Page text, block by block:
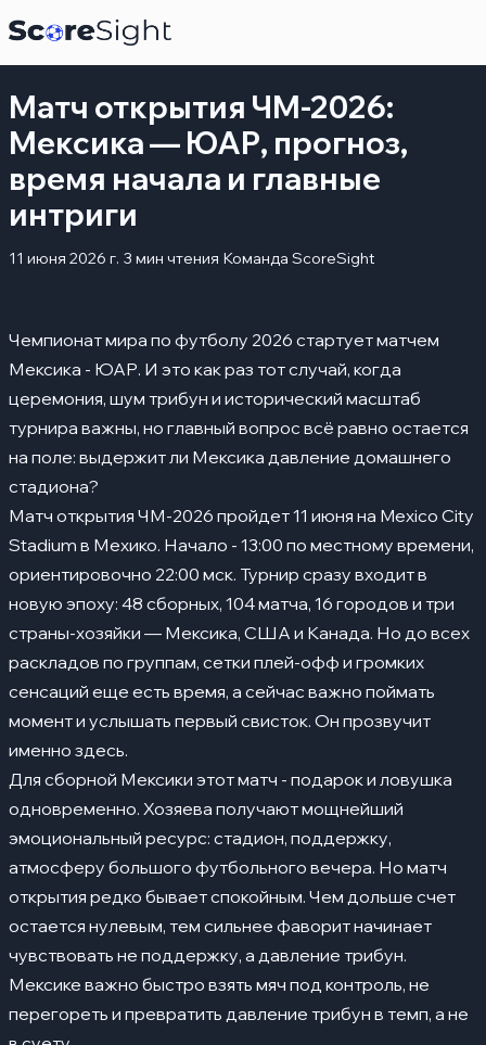
Матч открытия ЧМ-2026:
Мексика — ЮАР, прогноз,
время начала и главные
интриги
11 июня 2026 г. 3 мин чтения Команда ScoreSight
Чемпионат мира по футболу 2026 стартует матчем
Мексика - ЮАР. И это как раз тот случай, когда
церемония, шум трибун и исторический масштаб
турнира важны, но главный вопрос всё равно остается
на поле: выдержит ли Мексика давление домашнего
стадиона?
Матч открытия ЧМ-2026 пройдет 11 июня на Mexico City
Stadium в Мехико. Начало - 13:00 по местному времени,
ориентировочно 22:00 мск. Турнир сразу входит в
новую эпоху: 48 сборных, 104 матча, 16 городов и три
страны-хозяйки — Мексика, США и Канада. Но до всех
раскладов по группам, сетки плей-офф и громких
сенсаций еще есть время, а сейчас важно поймать
момент и услышать первый свисток. Он прозвучит
именно здесь.
Для сборной Мексики этот матч - подарок и ловушка
одновременно. Хозяева получают мощнейший
эмоциональный ресурс: стадион, поддержку,
атмосферу большого футбольного вечера. Но матч
открытия редко бывает спокойным. Чем дольше счет
остается нулевым, тем сильнее фаворит начинает
чувствовать не поддержку, а давление трибун.
Мексике важно быстро взять мяч под контроль, не
перегореть и превратить давление трибун в темп, а не